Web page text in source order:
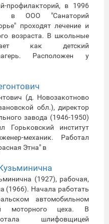
профилакторий, в 1996
в ООО "Санаторий
проходят лечение и
возраста. В школьные
как детский
Расположен у
(д. Новозакотново
обл.), директор
завода (1946-1950)
Горьковский институт
механик. Работал
Этна" в
(1927), рабочая,
(1966). Начала работать
автомобильном
моторного цеха. В
шлифовщицей